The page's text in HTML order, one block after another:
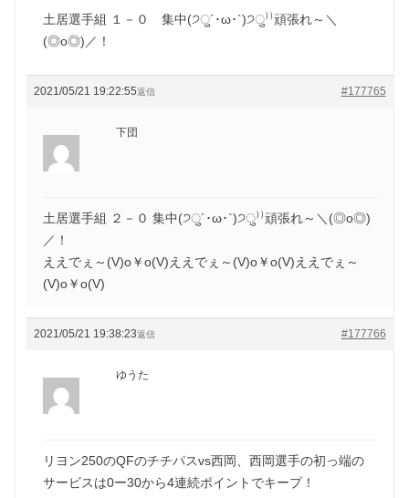
土居選手組 １－０ 集中(੭ु´･ω･`)੭ु⁾⁾頑張れ～＼
(◎o◎)／！
2021/05/21 19:22:55 #177765
返信
下団
土居選手組 ２－０ 集中(੭ु´･ω･`)੭ु⁾⁾頑張れ～＼(◎o◎)
／！
ええでぇ～(V)o￥o(V)ええでぇ～(V)o￥o(V)ええでぇ～
(V)o￥o(V)
2021/05/21 19:38:23 #177766
返信
ゆうた
リヨン250のQFのチチパスvs西岡、西岡選手の初っ端の
サービスは0ー30から4連続ポイントでキープ！